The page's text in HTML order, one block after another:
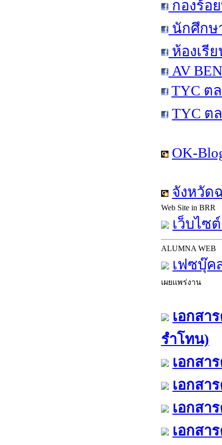
กองร้อ
นักศึกษ
ห้องเรี
AV
TYC ต
TYC ต
OK-
จังหวัด
Web Site in BRR
เว็บไซ
ALUMNA WEB
เฟซบุ๊ค
เผยแพร่งาน
เอกสา
รำโทน)
เอกสา
เอกสา
เอกสา
เอกสา